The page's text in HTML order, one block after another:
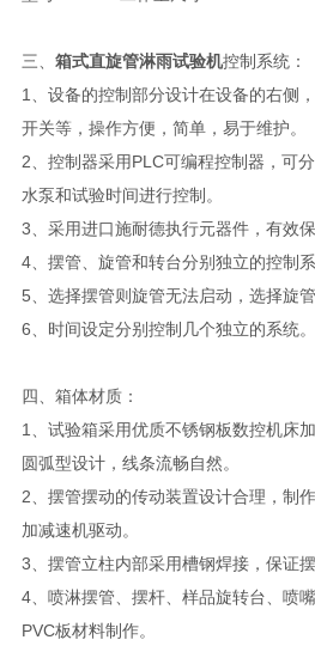
三、 箱式直旋管淋雨试验机控制系统：
1、设备的控制部分设计在设备的右侧
开关等，操作方便，简单，易于维护。
2、控制器采用PLC可编程控制器，可
水泵和试验时间进行控制。
3、采用进口施耐德执行元器件，有效
4、摆管、旋管和转台分别独立的控制系
5、选择摆管则旋管无法启动，选择旋
6、时间设定分别控制几个独立的系统。
四、 箱体材质：
1、试验箱采用优质不锈钢板数控机床
圆弧型设计，线条流畅自然。
2、摆管摆动的传动装置设计合理，制
加减速机驱动。
3、摆管立柱内部采用槽钢焊接，保证
4、喷淋摆管、摆杆、样品旋转台、喷
PVC板材料制作。